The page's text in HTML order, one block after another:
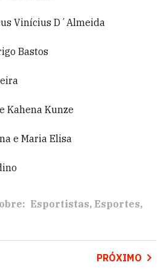
Vinícius D´Almeida
Bastos
Kahena Kunze
e Maria Elisa
Esportistas Esportes
PRÓXIMO